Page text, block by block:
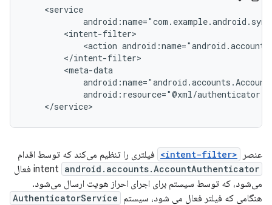
<action
android:resource="@xml/authenticator"
</service>
عنصر <intent-filter>
فیلتری را تنظیم می‌کند که توسط اقدام
intent android.accounts.AccountAuthenticator
فعال
می‌شود، که توسط سیستم برای اجرای احراز هویت ارسال می‌شود.
هنگامی که فیلتر فعال می شود، سیستم AuthenticatorService